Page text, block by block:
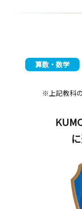
算数・数学
※上記教科